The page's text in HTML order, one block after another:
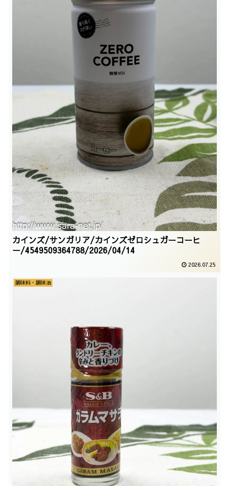
カインズ/サンガリア/カインズゼロシュガーコーヒ
ー/4549509364788/2026/04/14
2026.07.25
調味料・調味油